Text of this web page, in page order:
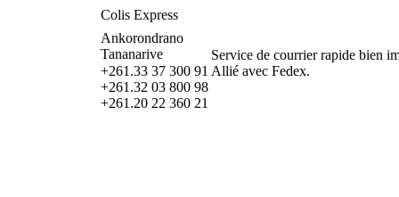
Colis Express
Ankorondrano
Tananarive
+261.33 37 300 91
+261.32 03 800 98
+261.20 22 360 21
Service de courrier rapide bien
Allié avec Fedex.